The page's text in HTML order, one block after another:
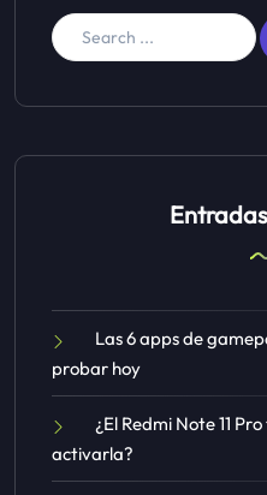
Las 6 apps de
probar hoy
¿El Redmi Note 11
activarla?